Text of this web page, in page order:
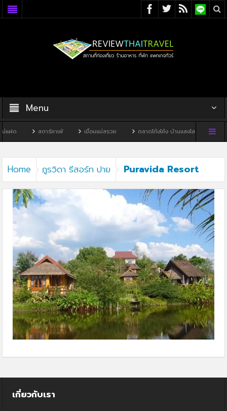
Menu
ฝด สตาร์คาเฟ่ เขื่อนแม่สรวย ตลาดโก้งโค้ง บ้านแสงโสม ทิวผา
Home ภูรวิดา รีสอร์ท ปาย Puravida Resort
เกี่ยวกับเรา